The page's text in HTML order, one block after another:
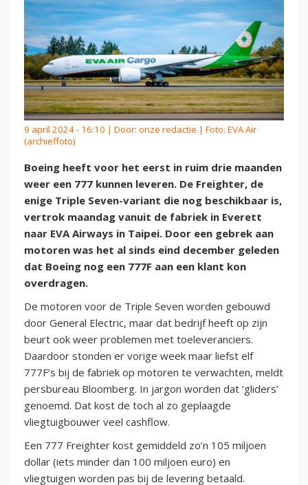
9 april 2024 - 16:10 | Door: onze redactie | Foto: EVA Air
(archieffoto)
Boeing heeft voor het eerst in ruim drie maanden
weer een 777 kunnen leveren. De Freighter, de
enige Triple Seven-variant die nog beschikbaar is,
vertrok maandag vanuit de fabriek in Everett
naar EVA Airways in Taipei. Door een gebrek aan
motoren was het al sinds eind december geleden
dat Boeing nog een 777F aan een klant kon
overdragen.
De motoren voor de Triple Seven worden gebouwd
door General Electric, maar dat bedrijf heeft op zijn
beurt ook weer problemen met toeleveranciers.
Daardoor stonden er vorige week maar liefst elf
777F’s bij de fabriek op motoren te verwachten, meldt
persbureau Bloomberg. In jargon worden dat ‘gliders’
genoemd. Dat kost de toch al zo geplaagde
vliegtuigbouwer veel cashflow.
Een 777 Freighter kost gemiddeld zo’n 105 miljoen
dollar (iets minder dan 100 miljoen euro) en
vliegtuigen worden pas bij de levering betaald.